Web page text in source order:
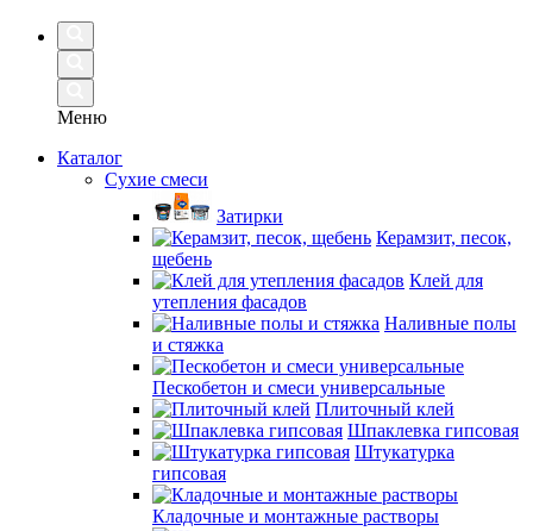
Меню
Каталог
Сухие смеси
Затирки
Керамзит, песок,
щебень
Клей для
утепления фасадов
Наливные полы
и стяжка
Пескобетон и смеси универсальные
Плиточный клей
Шпаклевка гипсовая
Штукатурка
гипсовая
Кладочные и монтажные растворы